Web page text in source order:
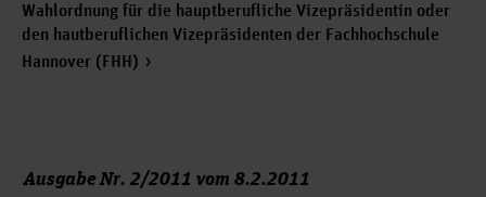
Wahlordnung für die hauptberufliche Vizepräsidentin oder
den hautberuflichen Vizepräsidenten der Fachhochschule
Hannover (FHH)
Ausgabe Nr. 2/2011 vom 8.2.2011